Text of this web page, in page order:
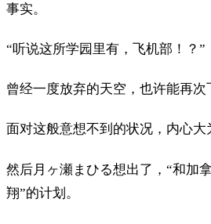
事实。
“听说这所学园里有，飞机部！？”
曾经一度放弃的天空，也许能再次
面对这般意想不到的状况，内心大
然后月ヶ瀬まひる想出了，“和加
翔”的计划。